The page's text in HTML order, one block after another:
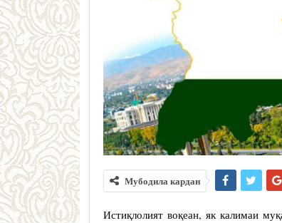
Мубодила кардан
Истиқлолият воқеан, як калимаи